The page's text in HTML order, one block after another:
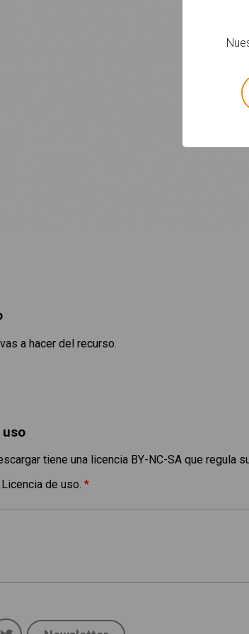
a hacer del recurso.
uso
tiene una licencia BY-NC-SA que regula
de uso. *
YouTubeTwitter